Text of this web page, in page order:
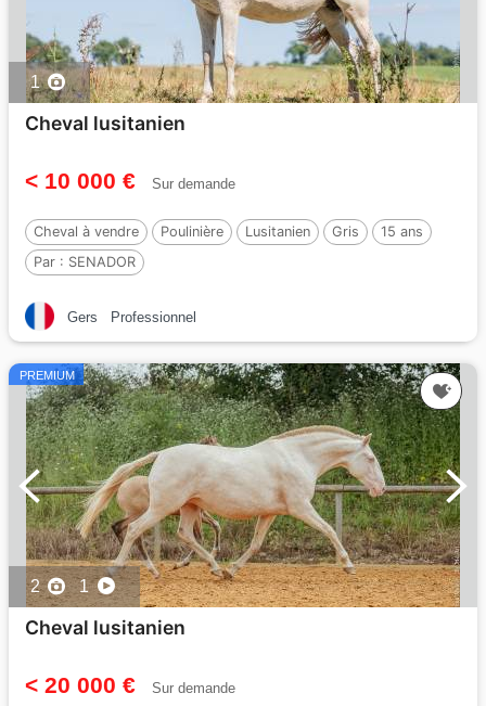
1
Cheval lusitanien
< 10 000 € Sur demande
Cheval à vendre Poulinière Lusitanien Gris
15 ans
Par : SENADOR
Gers Professionnel
PREMIUM
2 1
Cheval lusitanien
< 20 000 € Sur demande